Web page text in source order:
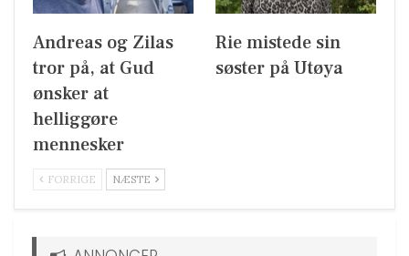
Andreas og Zilas
tror på, at Gud
ønsker at
helliggøre
mennesker
Rie mistede sin
søster på Utøya
FORRIGE NÆSTE